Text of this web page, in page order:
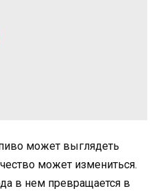
может выглядеть
может измениться.
в нем превращается в